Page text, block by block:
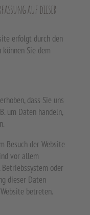
auf dieser
erfolgt durch den
Sie dem
dass Sie uns
um Daten handeln,
Besuch der Website
vor allem
oder
dieser Daten
betreten.